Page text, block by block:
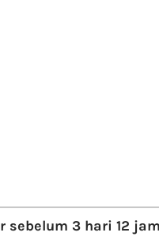
sebelum 3 hari 12 jam